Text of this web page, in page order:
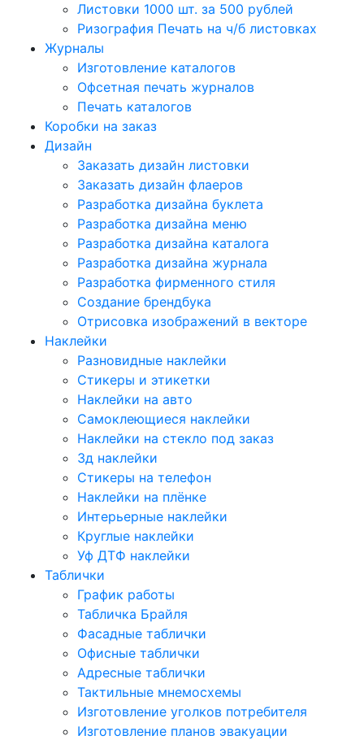
Листовки 1000 шт. за 500 рублей
Ризография Печать на ч/б листовках
Журналы
Изготовление каталогов
Офсетная печать журналов
Печать каталогов
Коробки на заказ
Дизайн
Заказать дизайн листовки
Заказать дизайн флаеров
Разработка дизайна буклета
Разработка дизайна меню
Разработка дизайна каталога
Разработка дизайна журнала
Разработка фирменного стиля
Создание брендбука
Отрисовка изображений в векторе
Наклейки
Разновидные наклейки
Стикеры и этикетки
Наклейки на авто
Самоклеющиеся наклейки
Наклейки на стекло под заказ
3д наклейки
Cтикеры на телефон
Наклейки на плёнке
Интерьерные наклейки
Круглые наклейки
Уф ДТФ наклейки
Таблички
График работы
Табличка Брайля
Фасадные таблички
Офисные таблички
Адресные таблички
Тактильные мнемосхемы
Изготовление уголков потребителя
Изготовление планов эвакуации